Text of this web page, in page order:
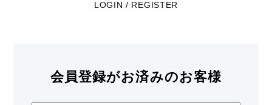
LOGIN / REGISTER
会員登録がお済みのお客様